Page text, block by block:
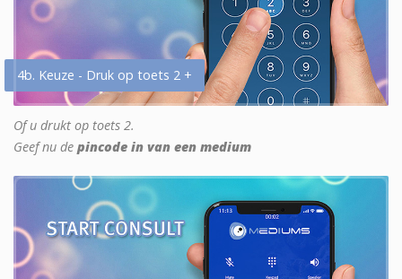
4b. Keuze - Druk op toets 2 +
Of u drukt op toets 2.
Geef nu de pincode in van een medium